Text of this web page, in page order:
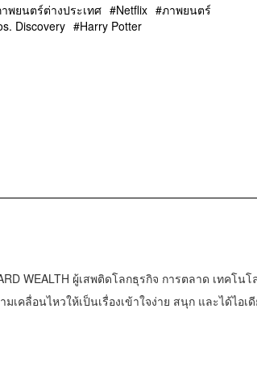
พยนตร์ต่างประเทศ Netflix
ภาพยนตร์
Discovery Harry Potter
WEALTH ผู้เสพติดโลกธุรกิจ การตลาด เทคโนโ
คลื่อนไหวให้เป็นเรื่องเข้าใจง่าย สนุก และได้ไอเ